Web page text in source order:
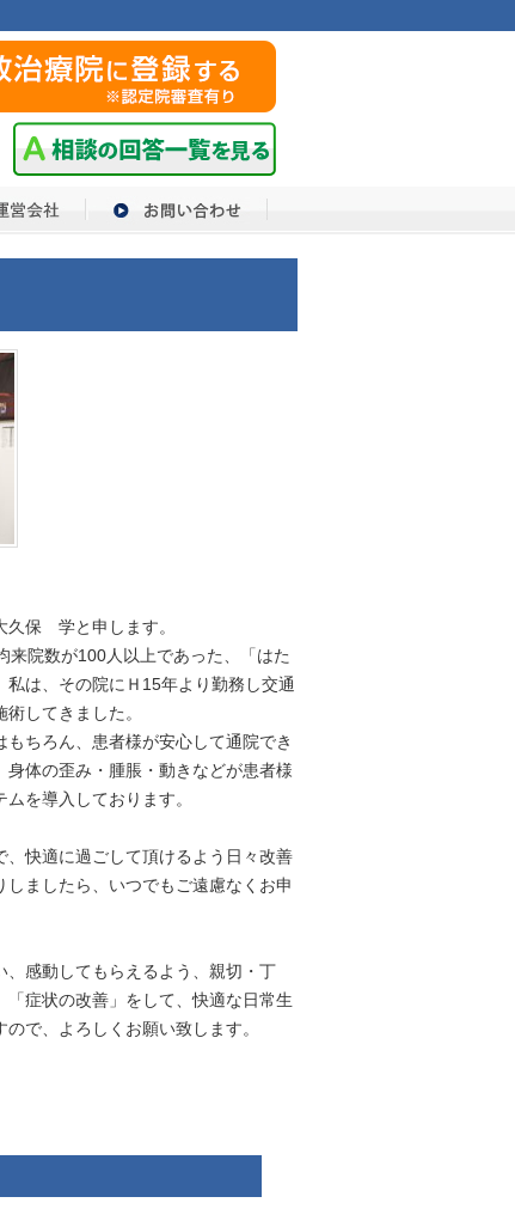
久保 学と申します。
来院数が100人以上であった、「はた
は、その院にＨ15年より勤務し交通
してきました。
ちろん、患者様が安心して通院でき
体の歪み・腫脹・動きなどが患者様
を導入しております。
快適に過ごして頂けるよう日々改善
ましたら、いつでもご遠慮なくお申
、感動してもらえるよう、親切・丁
症状の改善」をして、快適な日常生
で、よろしくお願い致します。